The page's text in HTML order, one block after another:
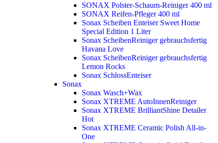
SONAX Polster-Schaum-Reiniger 400 ml
SONAX Reifen-Pfleger 400 ml
Sonax Scheiben Enteiser Sweet Home
Special Edition 1 Liter
Sonax ScheibenReiniger gebrauchsfertig
Havana Love
Sonax ScheibenReiniger gebrauchsfertig
Lemon Rocks
Sonax SchlossEnteiser
Sonax
Sonax Wasch+Wax
Sonax XTREME AutoInnenReiniger
Sonax XTREME BrilliantShine Detailer
Hot
Sonax XTREME Ceramic Polish All-in-
One